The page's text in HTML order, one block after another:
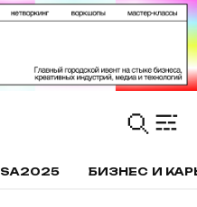
SA2025 БИЗНЕС И